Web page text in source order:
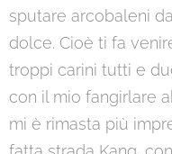
sputare arcobaleni
dolce. Cioè ti fa
troppi carini tutti e
con il mio fangirlare
mi è rimasta più